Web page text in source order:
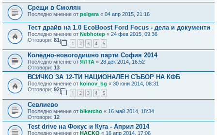
Срещи в Смолян
Последно мнение от peigera« 04 апр 2015, 21:16
Тест драйв на 1.0 EcoBoost Ford Focus - дела и документи
Последно мнение от Nebhotep « 24 фев 2015, 09:36
Отговори: 81
1 2 3 4 5
Коледно-новогодишно парти София 2014
Последно мнение от ЯЛТА « 28 дек 2014, 16:52
Отговори: 13
ВСИЧКО ЗА 12-ТИ НАЦИОНАЛЕН СЪБОР НА КФБ
Последно мнение от koinov_bg « 30 юни 2014, 08:31
Отговори: 92
1 2 3 4 5
Севлиево
Последно мнение от bikercho « 16 май 2014, 18:34
Отговори: 12
Test drive на Фокус и Куга - Април 2014
Последно мнение от HACKO « 16 апр 2014, 17:06